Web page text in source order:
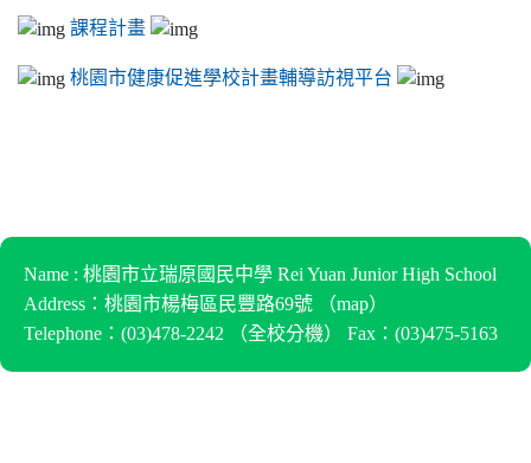
課程計畫
桃園市健康促進學校計畫輔導訪視平台
Name : 桃園市立瑞原國民中學 Rei Yuan Junior High School
Address：桃園市楊梅區民豐路69號 （map）
Telephone：(03)478-2242 （全校分機） Fax：(03)475-5163